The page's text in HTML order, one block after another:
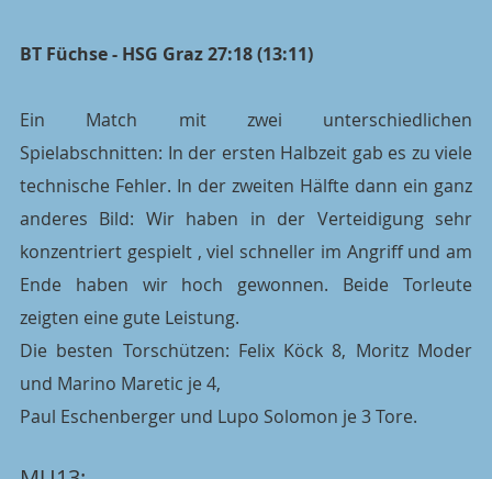
BT Füchse - HSG Graz 27:18 (13:11)
Ein Match mit zwei unterschiedlichen
Spielabschnitten: In der ersten Halbzeit gab es zu viele
technische Fehler. In der zweiten Hälfte dann ein ganz
anderes Bild: Wir haben in der Verteidigung sehr
konzentriert gespielt , viel schneller im Angriff und am
Ende haben wir hoch gewonnen. Beide Torleute
zeigten eine gute Leistung.
Die besten Torschützen: Felix Köck 8, Moritz Moder
und Marino Maretic je 4,
Paul Eschenberger und Lupo Solomon je 3 Tore.